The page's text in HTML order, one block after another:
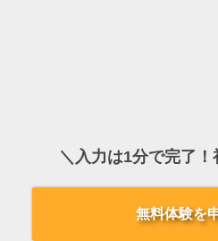
＼入力は1分で完了
無料体験を